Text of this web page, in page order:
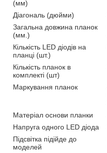
(мм)
Діагональ (дюйми)
Загальна довжина планок
(мм.)
Кількість LED діодів на
планці (шт.)
Кількість планок в
комплекті (шт)
Маркування планок
Матеріал основи планки
Напруга одного LED діода
Підсвітка підійде до
моделей